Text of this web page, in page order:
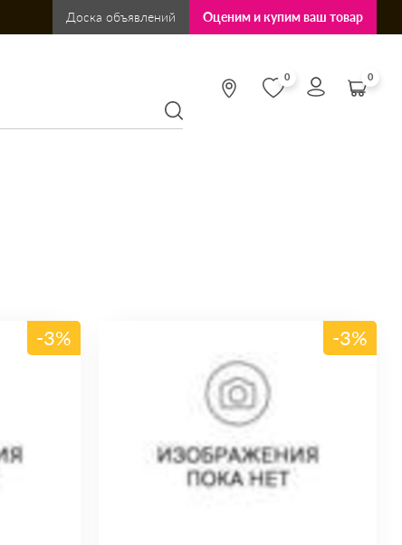
Доска объявлений Оценим и купим ваш товар
0 0
-3% -3%